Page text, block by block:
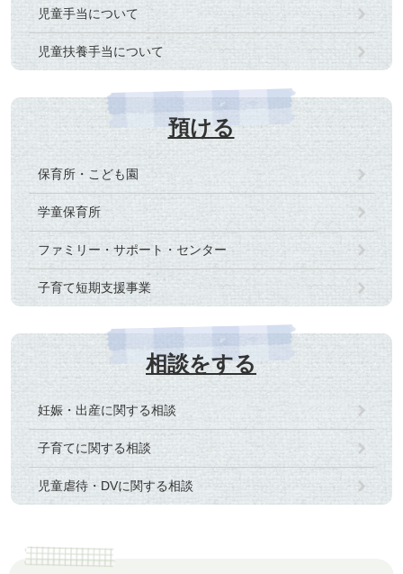
児童手当について
児童扶養手当について
預ける
保育所・こども園
学童保育所
ファミリー・サポート・センター
子育て短期支援事業
相談をする
妊娠・出産に関する相談
子育てに関する相談
児童虐待・DVに関する相談